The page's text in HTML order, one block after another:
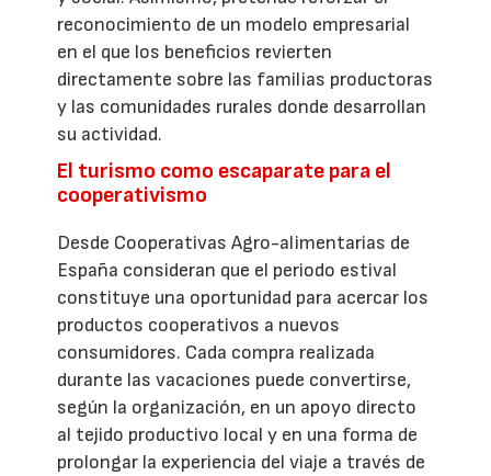
reconocimiento de un modelo empresarial
en el que los beneficios revierten
directamente sobre las familias productoras
y las comunidades rurales donde desarrollan
su actividad.
El turismo como escaparate para el
cooperativismo
Desde Cooperativas Agro-alimentarias de
España consideran que el periodo estival
constituye una oportunidad para acercar los
productos cooperativos a nuevos
consumidores. Cada compra realizada
durante las vacaciones puede convertirse,
según la organización, en un apoyo directo
al tejido productivo local y en una forma de
prolongar la experiencia del viaje a través de